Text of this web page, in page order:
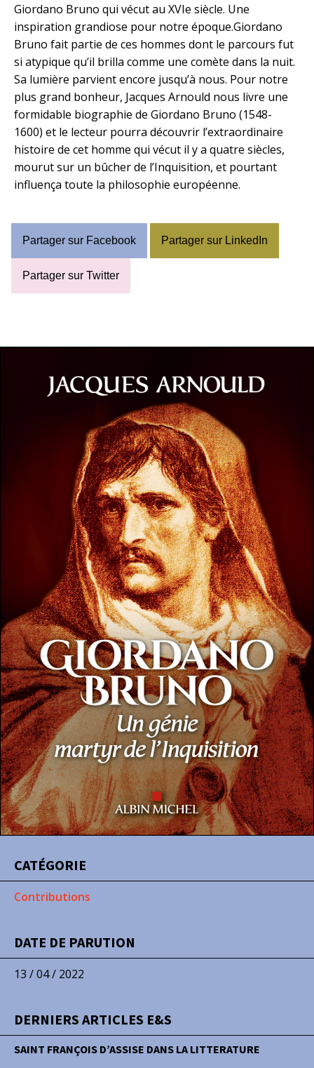
CATÉGORIE
Contributions
DATE DE PARUTION
13 / 04 / 2022
DERNIERS ARTICLES E&S
SAINT FRANÇOIS D’ASSISE DANS LA LITTERATURE
Giordano Bruno qui vécut au XVIe siècle. Une
inspiration grandiose pour notre époque.Giordano
Bruno fait partie de ces hommes dont le parcours fut
si atypique qu’il brilla comme une comète dans la nuit.
Sa lumière parvient encore jusqu’à nous. Pour notre
plus grand bonheur, Jacques Arnould nous livre une
formidable biographie de Giordano Bruno (1548-
1600) et le lecteur pourra découvrir l’extraordinaire
histoire de cet homme qui vécut il y a quatre siècles,
mourut sur un bûcher de l’Inquisition, et pourtant
influença toute la philosophie européenne.
Partager sur Facebook Partager sur LinkedIn
Partager sur Twitter